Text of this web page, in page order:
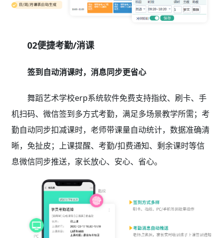
02便捷考勤/消课
签到自动消课时，消息同步更省心
舞蹈艺术学校erp系统软件免费支持指纹、刷卡、手
机扫码、微信签到多方式考勤，满足多场景教学所需；考
勤自动同步扣减课时，老师带课量自动统计，数据准确清
晰，免扯皮；上课提醒、考勤/扣费通知、剩余课时等信
息微信同步推送，家长放心、安心、省心。